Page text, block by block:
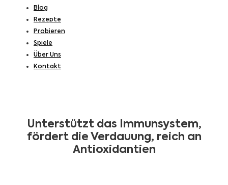
Blog
Rezepte
Probieren
Spiele
Über Uns
Kontakt
Unterstützt das Immunsystem,
fördert die Verdauung, reich an
Antioxidantien